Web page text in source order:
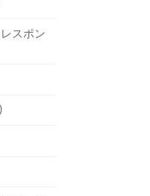
スポン